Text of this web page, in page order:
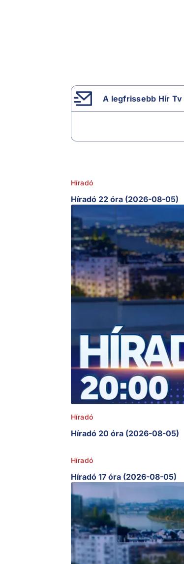
A legfrissebb Hír
Híradó
Híradó 22 óra (2026-08-05)
Híradó
Híradó 20 óra (2026-08-05)
Híradó
Híradó 17 óra (2026-08-05)